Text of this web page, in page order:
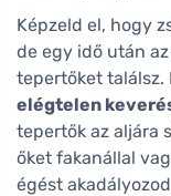
Képzeld el, hogy
de egy idő után
tepertőket találsz.
elégtelen
tepertők az aljára
őket fakanállal
égést